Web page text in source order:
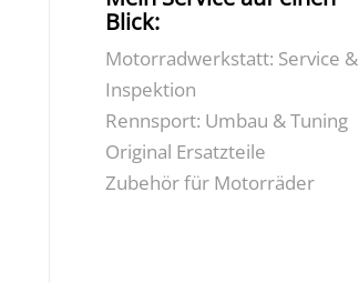
Blick:
Motorradwerkstatt: Service &
Inspektion
Rennsport: Umbau & Tuning
Original Ersatzteile
Zubehör für Motorräder